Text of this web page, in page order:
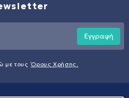
Εγγραφή
με τους Όρους Χρήσης.